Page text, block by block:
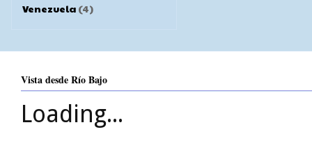
Venezuela (4)
Vista desde Río Bajo
Loading...